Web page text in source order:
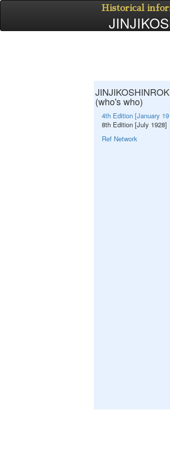
Historical
(who's who)
4th Edition [January
8th Edition [July 1928]
Ref Network